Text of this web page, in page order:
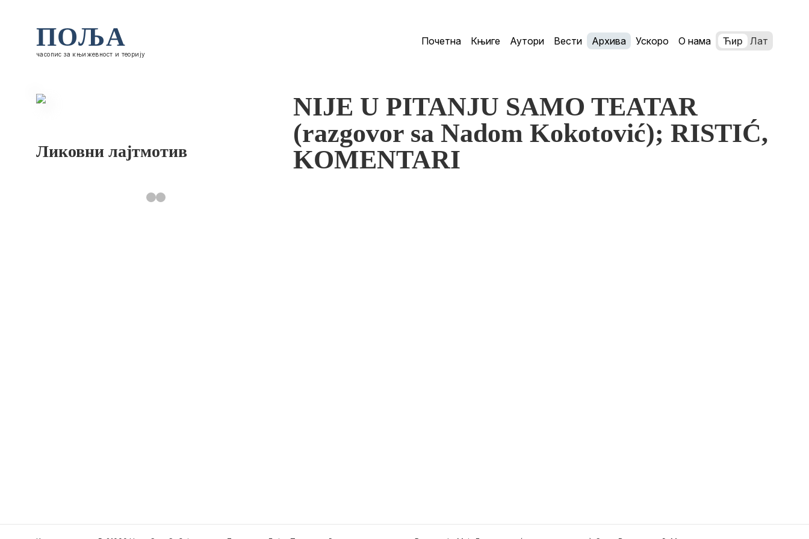
ПОЉА
часопис за књижевност и теорију
Почетна Књиге Аутори Вести Архива Ускоро О нама Ћир Лат
Ликовни лајтмотив
NIJE U PITANJU SAMO TEATAR
(razgovor sa Nadom Kokotović); RISTIĆ,
KOMENTARI